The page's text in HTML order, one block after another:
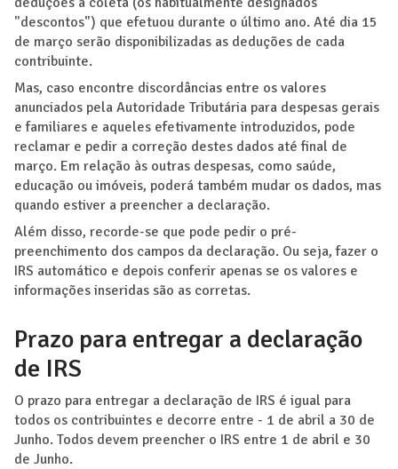
"descontos") que efetuou durante o último ano. Até dia 15
de março serão disponibilizadas as deduções de cada
contribuinte.
Mas, caso encontre discordâncias entre os valores
anunciados pela Autoridade Tributária para despesas gerais
e familiares e aqueles efetivamente introduzidos, pode
reclamar e pedir a correção destes dados até final de
março. Em relação às outras despesas, como saúde,
educação ou imóveis, poderá também mudar os dados, mas
quando estiver a preencher a declaração.
Além disso, recorde-se que pode pedir o pré-
preenchimento dos campos da declaração. Ou seja, fazer o
IRS automático e depois conferir apenas se os valores e
informações inseridas são as corretas.
Prazo para entregar a declaração
de IRS
O prazo para entregar a declaração de IRS é igual para
todos os contribuintes e decorre entre - 1 de abril a 30 de
Junho. Todos devem preencher o IRS entre 1 de abril e 30
de Junho.